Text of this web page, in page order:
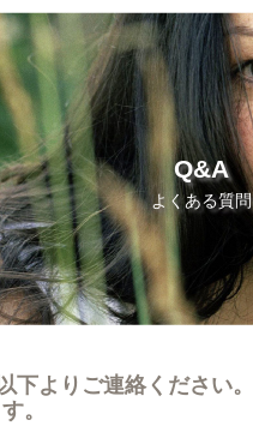
Q&A
よくある質問
よりご連絡ください。
。